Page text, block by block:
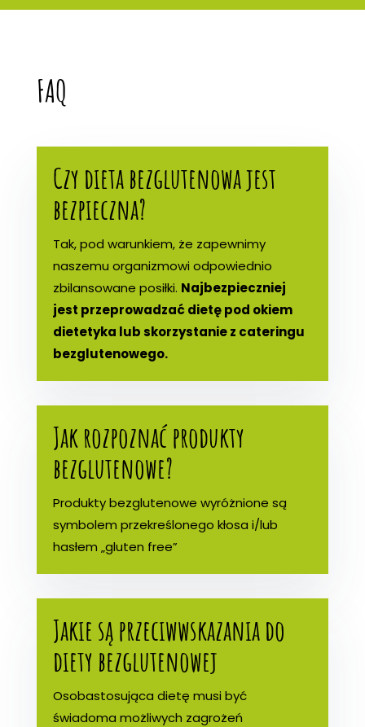
FAQ
Czy dieta bezglutenowa jest
bezpieczna?
Tak, pod warunkiem, że zapewnimy
naszemu organizmowi odpowiednio
zbilansowane posiłki. Najbezpieczniej
jest przeprowadzać dietę pod okiem
dietetyka lub skorzystanie z cateringu
bezglutenowego.
Jak rozpoznać produkty
bezglutenowe?
Produkty bezglutenowe wyróżnione są
symbolem przekreślonego kłosa i/lub
hasłem „gluten free”
Jakie są przeciwwskazania do
diety bezglutenowej
Osobastosująca dietę musi być
świadoma możliwych zagrożeń